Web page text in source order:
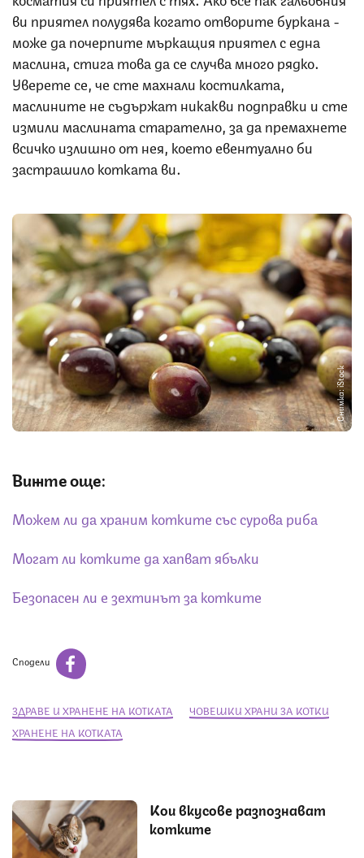
ви приятел полудява когато отворите буркана -
може да почерпите мъркащия приятел с една
маслина, стига това да се случва много рядко.
Уверете се, че сте махнали костилката,
маслините не съдържат никакви подправки и сте
измили маслината старателно, за да премахнете
всичко излишно от нея, което евентуално би
застрашило котката ви.
Снимка: iStock
Вижте още:
Можем ли да храним котките със сурова риба
Могат ли котките да хапват ябълки
Безопасен ли е зехтинът за котките
Сподели
ЗДРАВЕ И ХРАНЕНЕ НА КОТКАТА
ЧОВЕШКИ ХРАНИ ЗА КОТКИ
ХРАНЕНЕ НА КОТКАТА
Кои вкусове разпознават
котките